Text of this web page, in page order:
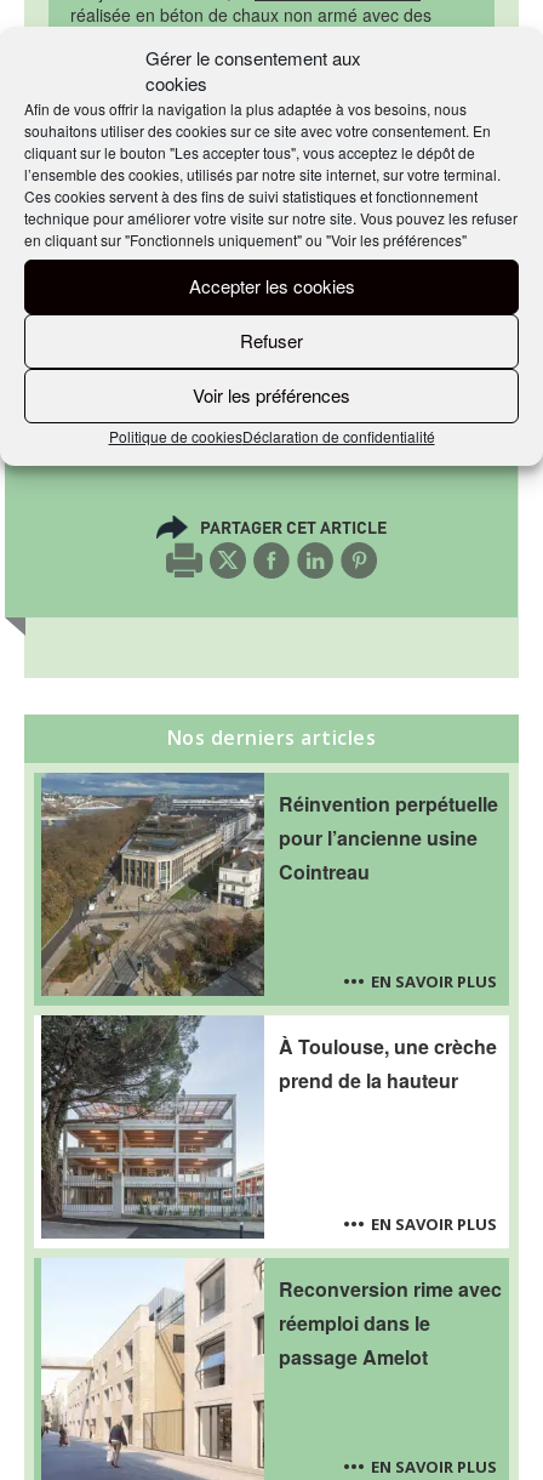
Gérer le consentement aux
cookies
Afin de vous offrir la navigation la plus adaptée à vos besoins, nous
souhaitons utiliser des cookies sur ce site avec votre consentement. En
cliquant sur le bouton "Les accepter tous", vous acceptez le dépôt de
l’ensemble des cookies, utilisés par notre site internet, sur votre terminal.
Ces cookies servent à des fins de suivi statistiques et fonctionnement
technique pour améliorer votre visite sur notre site. Vous pouvez les refuser
en cliquant sur "Fonctionnels uniquement" ou "Voir les préférences"
Accepter les cookies
Refuser
Voir les préférences
Politique de cookiesDéclaration de confidentialité
réalisée en béton de chaux non armé avec des
murailles avoisinantes.
théâtre de verdure de Bastia
réalisé en béton composé d’agrégats de schiste
extraits de la falaise où il a été érigé.
Par Éric Gautier, le 14/04/2022
PLUS
Sur l’agence Buzzo Spinelli
PARTAGER CET ARTICLE
Nos derniers articles
Réinvention perpétuelle
pour l’ancienne usine
Cointreau
EN SAVOIR PLUS
À Toulouse, une crèche
prend de la hauteur
EN SAVOIR PLUS
Reconversion rime avec
réemploi dans le
passage Amelot
EN SAVOIR PLUS